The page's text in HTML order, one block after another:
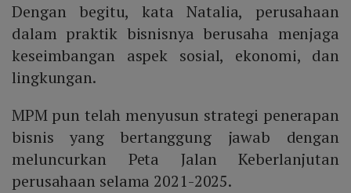
Dengan begitu, kata Natalia, perusahaan
dalam praktik bisnisnya berusaha menjaga
keseimbangan aspek sosial, ekonomi, dan
lingkungan.
MPM pun telah menyusun strategi penerapan
bisnis yang bertanggung jawab dengan
meluncurkan Peta Jalan Keberlanjutan
perusahaan selama 2021-2025.